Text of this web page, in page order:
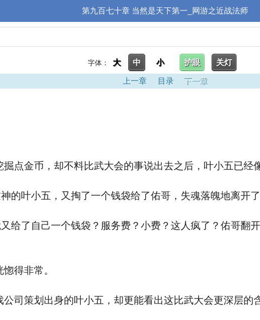
第九百七十章 当然是天下第一_网游之近战法师
字体： 大 中 小 护眼 关灯
上一章 目录 下一章
金币，却不料比武大会的事说出去之后，叶小五已经
叶小五，又掏了一个钱袋给了佑哥，失魂落魄地离开了
了自己一个钱袋？服务费？小费？这人疯了？佑哥翻
得非常。
策划出身的叶小五，却更能看出这比武大会更深层的含